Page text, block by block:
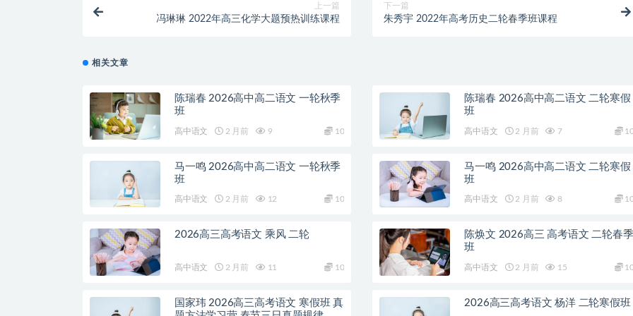
上一篇
冯琳琳 2022年高三化学大题预热训练课程
下一篇
朱秀宇 2022年高考历史二轮春季班课程
相关文章
陈瑞春 2026高中高二语文 一轮秋季
班
高中语文 2 月前 9 10
陈瑞春 2026高中高二语文 二轮寒假
班
高中语文 2 月前 7
马一鸣 2026高中高二语文 一轮秋季
班
高中语文 2 月前 12 10
马一鸣 2026高中高二语文 二轮寒假
班
高中语文 2 月前 8
2026高三高考语文 乘风 二轮
高中语文 2 月前 11 10
陈焕文 2026高三 高考语文 二轮春季
班
高中语文 2 月前 15
国家玮 2026高三高考语文 寒假班 真
2026高三高考语文 杨洋 二轮寒假班